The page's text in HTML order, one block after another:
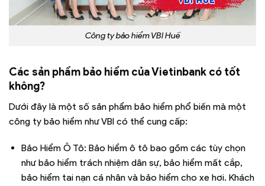
Công ty bảo hiểm VBI Huế
Các sản phẩm bảo hiểm của Vietinbank có tốt
không?
Dưới đây là một số sản phẩm bảo hiểm phổ biến mà một
công ty bảo hiểm như VBI có thể cung cấp:
Bảo Hiểm Ô Tô: Bảo hiểm ô tô bao gồm các tùy chọn
như bảo hiểm trách nhiệm dân sự, bảo hiểm mất cắp,
bảo hiểm tai nạn cá nhân và bảo hiểm cho xe hơi. Khách